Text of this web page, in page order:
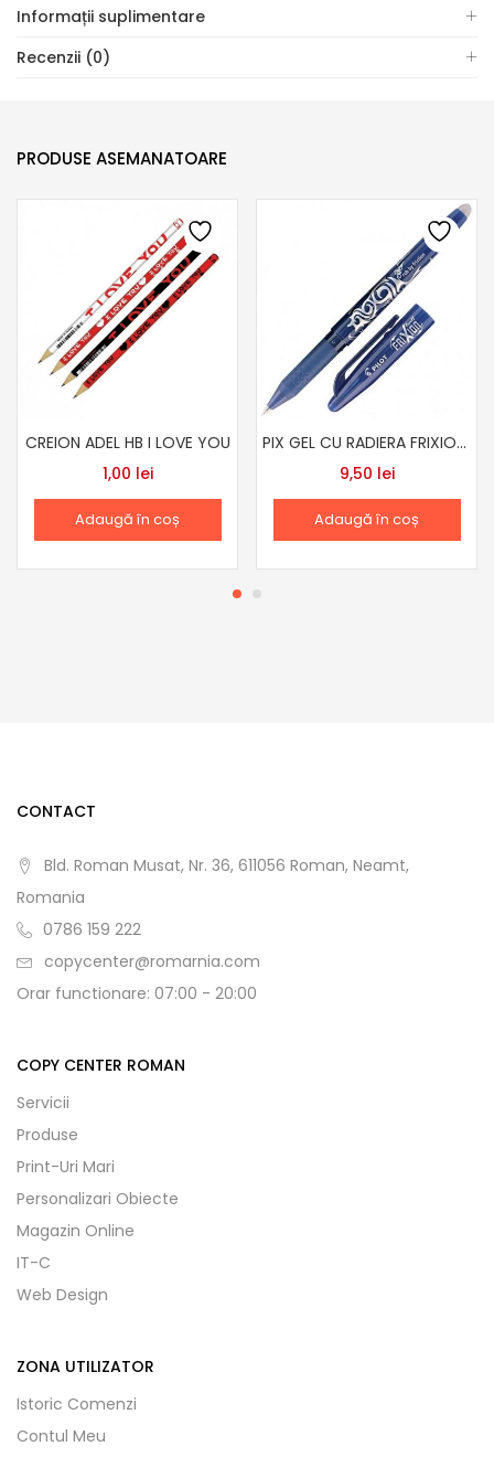
Informații suplimentare
Recenzii (0)
PRODUSE ASEMANATOARE
CREION ADEL HB I LOVE YOU
1,00 lei
Adaugă în coș
PIX GEL CU RADIERA FRIXION ALBASTRU 0.7MM
9,50 lei
Adaugă în coș
CONTACT
Bld. Roman Musat, Nr. 36, 611056 Roman, Neamt,
Romania
0786 159 222
copycenter@romarnia.com
Orar functionare: 07:00 - 20:00
COPY CENTER ROMAN
Servicii
Produse
Print-Uri Mari
Personalizari Obiecte
Magazin Online
IT-C
Web Design
ZONA UTILIZATOR
Istoric Comenzi
Contul Meu